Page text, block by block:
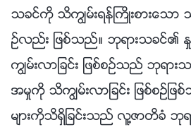
သခင္ကို သိကြၽမ္းရန္ႀကိဳးစားေသာ
ဥ္လည္း ျဖစ္သည္။ ဘုရားသခင္
ကြၽမ္းလာျခင္း ျဖစ္စဥ္သည္ ဘုရာ
အမႈကို သိကြၽမ္းလာျခင္း ျဖစ္စဥ္ျ
မ်ားကိုသိရွိျခင္းသည္ လူ႔ဇာတိခံ ဘု